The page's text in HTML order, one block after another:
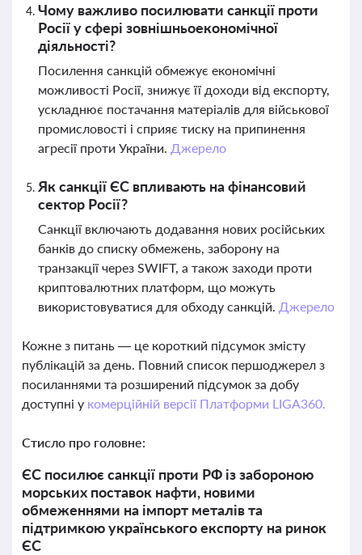
Чому важливо посилювати санкції проти
Росії у сфері зовнішньоекономічної
діяльності?
Посилення санкцій обмежує економічні
можливості Росії, знижує її доходи від експорту,
ускладнює постачання матеріалів для військової
промисловості і сприяє тиску на припинення
агресії проти України. Джерело
Як санкції ЄС впливають на фінансовий
сектор Росії?
Санкції включають додавання нових російських
банків до списку обмежень, заборону на
транзакції через SWIFT, а також заходи проти
криптовалютних платформ, що можуть
використовуватися для обходу санкцій. Джерело
Кожне з питань — це короткий підсумок змісту
публікацій за день. Повний список першоджерел з
посиланнями та розширений підсумок за добу
доступні у комерційній версії Платформи LIGA360.
Стисло про головне:
ЄС посилює санкції проти РФ із забороною
морських поставок нафти, новими
обмеженнями на імпорт металів та
підтримкою українського експорту на ринок
ЄС